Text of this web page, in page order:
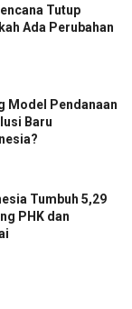
Tutup
Ada Perubahan
Model Pendanaan
Baru
Tumbuh 5,29
PHK dan